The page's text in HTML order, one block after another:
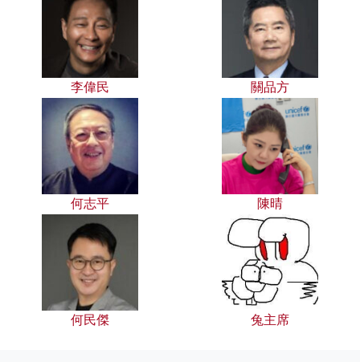
李偉民 關品方
何志平 陳晴
何民傑 兔主席